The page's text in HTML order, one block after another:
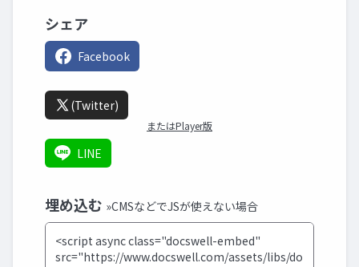
シェア
Facebook
(Twitter)
またはPlayer版
LINE
埋め込む »CMSなどでJSが使えない場合